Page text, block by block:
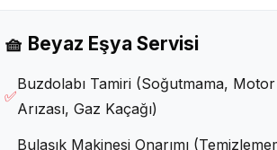
🧺 Beyaz Eşya Servisi
✅
Buzdolabı Tamiri (Soğutmama, Motor
Arızası, Gaz Kaçağı)
Bulaşık Makinesi Onarımı